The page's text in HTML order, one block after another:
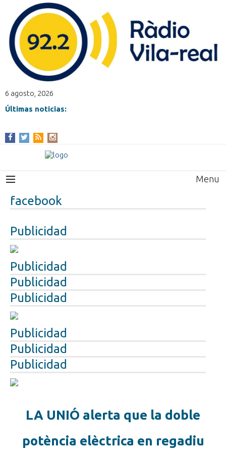
6 agosto, 2026
Últimas noticias:
Menu
facebook
Publicidad
Publicidad
Publicidad
Publicidad
Publicidad
Publicidad
Publicidad
LA UNIÓ alerta que la doble
potència elèctrica en regadiu